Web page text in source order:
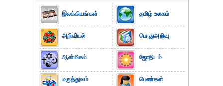
இலக்கியங்கள்
அறிவியல்
ஆன்மிகம்
மருத்துவம்
தமிழ் உலகம்
பொதுஅறிவு
ஜோதிடம்
பெண்கள்